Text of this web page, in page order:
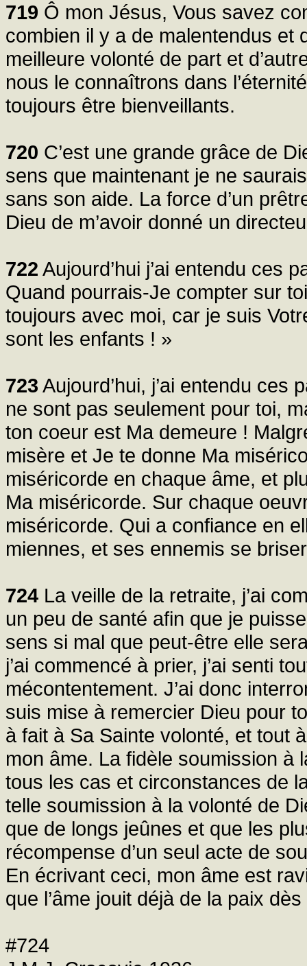
719 Ô mon Jésus, Vous savez
combien il y a de malentendus et
meilleure volonté de part et
nous le connaîtrons dans
toujours être bienveillants.
720 C’est une grande grâce de
sens que maintenant je ne
sans son aide. La force d’un
Dieu de m’avoir donné un
722 Aujourd’hui j’ai entendu ces
Quand pourrais-Je compter sur
toujours avec moi, car je suis
sont les enfants ! »
723 Aujourd’hui, j’ai entendu ces
ne sont pas seulement pour toi,
ton coeur est Ma demeure !
misère et Je te donne Ma
miséricorde en chaque âme, et
Ma miséricorde. Sur chaque
miséricorde. Qui a confiance en
miennes, et ses ennemis se
724 La veille de la retraite, j’ai
un peu de santé afin que je
sens si mal que peut-être elle
j’ai commencé à prier, j’ai senti
mécontentement. J’ai donc
suis mise à remercier Dieu pour
à fait à Sa Sainte volonté, et tout
mon âme. La fidèle soumission à
tous les cas et circonstances de
telle soumission à la volonté de
que de longs jeûnes et que les
récompense d’un seul acte de
En écrivant ceci, mon âme est
que l’âme jouit déjà de la paix
#724